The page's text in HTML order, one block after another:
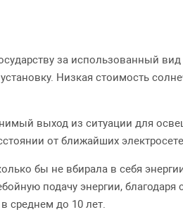
за использованный вид
Низкая стоимость
выход из ситуации для
от ближайших
бы не вбирала в себя
подачу энергии,
среднем до 10 лет.